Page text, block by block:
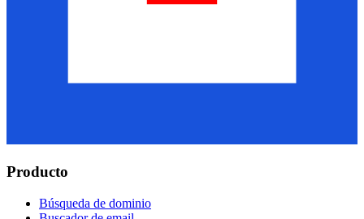
Producto
Búsqueda de dominio